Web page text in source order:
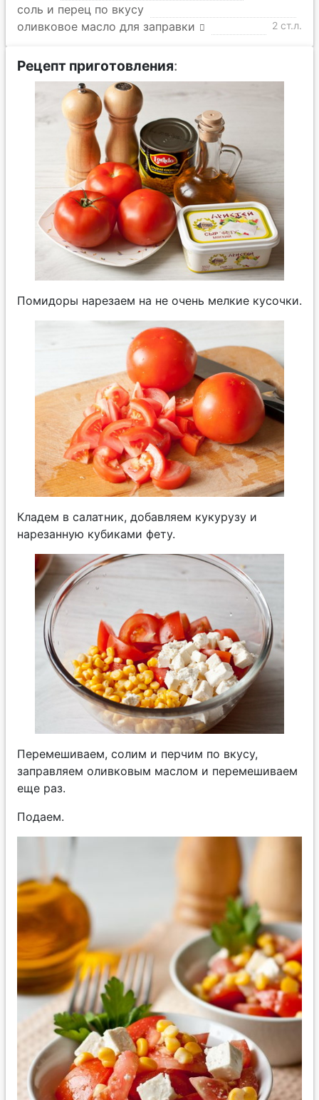
соль и перец по вкусу
оливковое масло для заправки
2 ст.л.
Рецепт приготовления:
Помидоры нарезаем на не очень мелкие кусочки.
Кладем в салатник, добавляем кукурузу и
нарезанную кубиками фету.
Перемешиваем, солим и перчим по вкусу,
заправляем оливковым маслом и перемешиваем
еще раз.
Подаем.